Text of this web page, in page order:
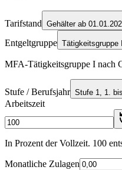
Tarifstand Gehälter ab
Entgeltgruppe Tätigkeitsgruppe I
MFA-Tätigkeitsgruppe I nach
Stufe / Berufsjahr Stufe 1, 1.
Arbeitszeit
In Prozent der Vollzeit. 100
Monatliche Zulagen